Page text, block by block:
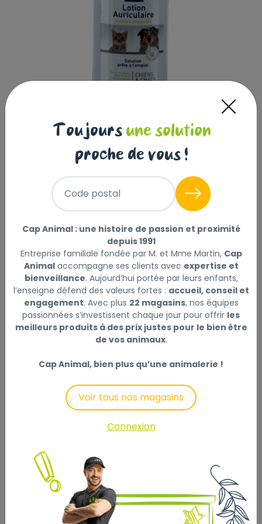
Lotion auriculaire- Aurinet solution fl
Réf : 3760083691102
Lotion auriculaire- Aurinet solution fl 100ml Lire la suite
Ce produit n'est plus disponible
DescriptionLaisser un avis
"Des oreilles bien protégées : un gage de bonne
chez le chien et le chat.
Solution prête à l'emploi. Nettoie et désodorise.
Permet de prévenir des problèmes qui en découlent
parasites.
A base de matières premières naturelles non
alcooliques et non irritantes.
Action répulsive contre les parasites (extraits de Lilas
d'Indes et de Citronnelle).
Toujours une solution
proche de vous !
Code postal
Cap Animal : une histoire de passion et proximité
depuis 1991
Entreprise familiale fondée par M. et Mme Martin, Cap
Animalaccompagne ses clients avec expertise et
bienveillance. Aujourd’hui portée par leurs enfants,
l’enseigne défend des valeurs fortes : accueil, conseil et
engagement. Avec plus 22 magasins, nos équipes
passionnées s’investissent chaque jour pour offrir les
meilleurs produits à des prix justes pour le bien être
de vos animaux.
Cap Animal, bien plus qu’une animalerie !
Voir tous nos magasins
Connexion